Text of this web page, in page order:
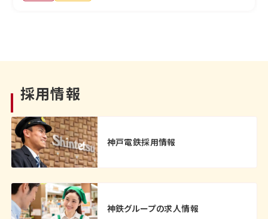
採用情報
神戸電鉄採用情報
神鉄グループの求人情報